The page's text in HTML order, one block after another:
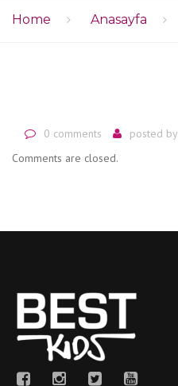
Home Anasayfa
0 comments posted by
Comments are closed.